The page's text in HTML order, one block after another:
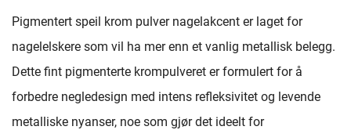
Pigmentert speil krom pulver nagelakcent er laget for
nagelelskere som vil ha mer enn et vanlig metallisk belegg.
Dette fint pigmenterte krompulveret er formulert for å
forbedre negledesign med intens refleksivitet og levende
metalliske nyanser, noe som gjør det ideelt for